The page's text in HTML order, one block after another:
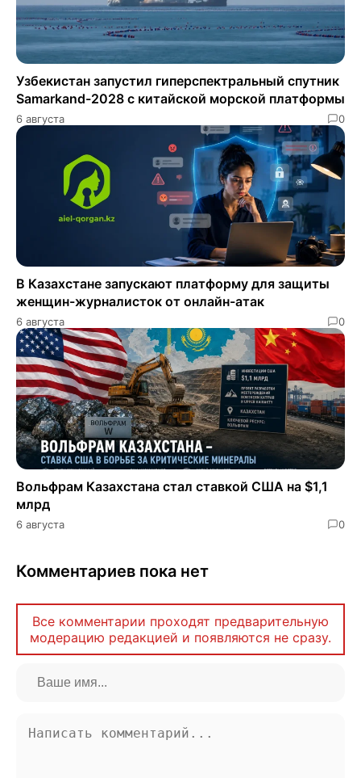
Узбекистан запустил гиперспектральный спутник
Samarkand-2028 с китайской морской платформы
6 августа 0
В Казахстане запускают платформу для защиты
женщин-журналисток от онлайн-атак
6 августа 0
​​Вольфрам Казахстана стал ставкой США на $1,1
млрд
6 августа 0
Комментариев пока нет
Все комментарии проходят предварительную
модерацию редакцией и появляются не сразу.